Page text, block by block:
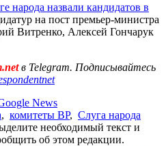
народа назвали кандидатов в
на пост премьер-министра
Витренко, Алексей Гончарук
в Telegram. Подписывайтесь
News
, комитеты ВР, Слуга народа
необходимый текст и
об этом редакции.